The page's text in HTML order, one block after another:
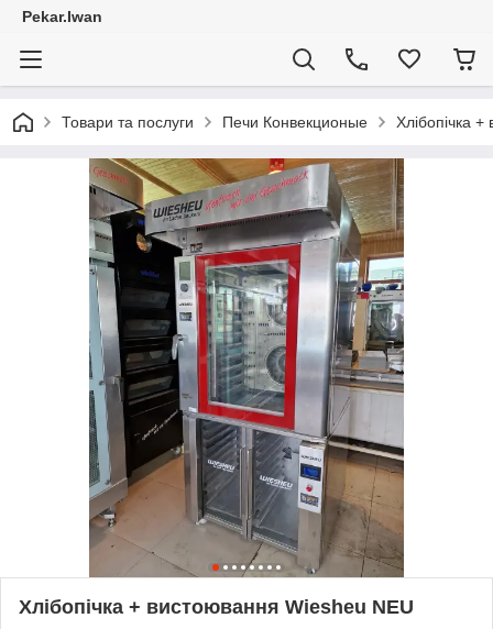
Pekar.Iwan
Товари та послуги Печи Конвекционые Хлібопічка
Хлібопічка + вистоювання Wiesheu NEU